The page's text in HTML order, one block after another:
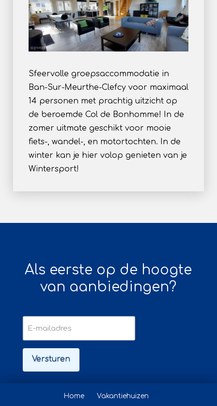
Sfeervolle groepsaccommodatie in
Ban-Sur-Meurthe-Clefcy voor maximaal
14 personen met prachtig uitzicht op
de beroemde Col de Bonhomme! In de
zomer uitmate geschikt voor mooie
fiets-, wandel-, en motortochten. In de
winter kan je hier volop genieten van je
Wintersport!
Als eerste op de hoogte
van aanbiedingen?
Home Vakantiehuizen